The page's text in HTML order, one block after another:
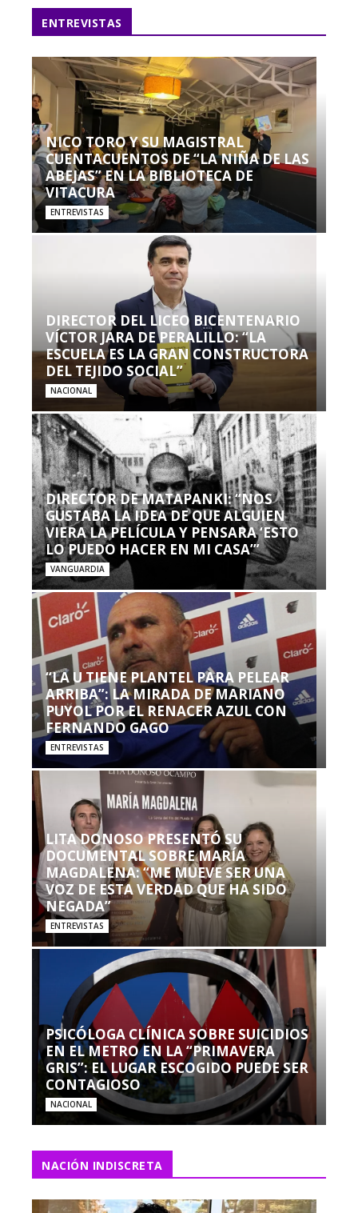
ENTREVISTAS
NICO TORO Y SU MAGISTRAL
CUENTACUENTOS DE “LA NIÑA DE LAS
ABEJAS” EN LA BIBLIOTECA DE
VITACURA
ENTREVISTAS
DIRECTOR DEL LICEO BICENTENARIO
VÍCTOR JARA DE PERALILLO: “LA
ESCUELA ES LA GRAN CONSTRUCTORA
DEL TEJIDO SOCIAL”
NACIONAL
DIRECTOR DE MATAPANKI: “NOS
GUSTABA LA IDEA DE QUE ALGUIEN
VIERA LA PELÍCULA Y PENSARA ‘ESTO
LO PUEDO HACER EN MI CASA’”
VANGUARDIA
“LA U TIENE PLANTEL PARA PELEAR
ARRIBA”: LA MIRADA DE MARIANO
PUYOL POR EL RENACER AZUL CON
FERNANDO GAGO
ENTREVISTAS
LITA DONOSO PRESENTÓ SU
DOCUMENTAL SOBRE MARÍA
MAGDALENA: “ME MUEVE SER UNA
VOZ DE ESTA VERDAD QUE HA SIDO
NEGADA”
ENTREVISTAS
PSICÓLOGA CLÍNICA SOBRE SUICIDIOS
EN EL METRO EN LA “PRIMAVERA
GRIS”: EL LUGAR ESCOGIDO PUEDE SER
CONTAGIOSO
NACIONAL
NACIÓN INDISCRETA